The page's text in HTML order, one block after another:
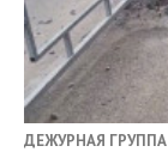
ДЕЖУРНАЯ ГРУППА